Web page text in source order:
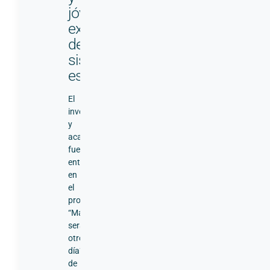
jóvenes
excluidos
del
sistema
escolar
El
investigador
y
académico
fue
entrevistado
en
el
programa
“Mañana
será
otro
día”
de